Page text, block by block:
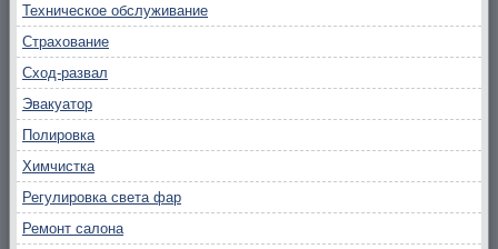
Техническое обслуживание
Страхование
Сход-развал
Эвакуатор
Полировка
Химчистка
Регулировка света фар
Ремонт салона